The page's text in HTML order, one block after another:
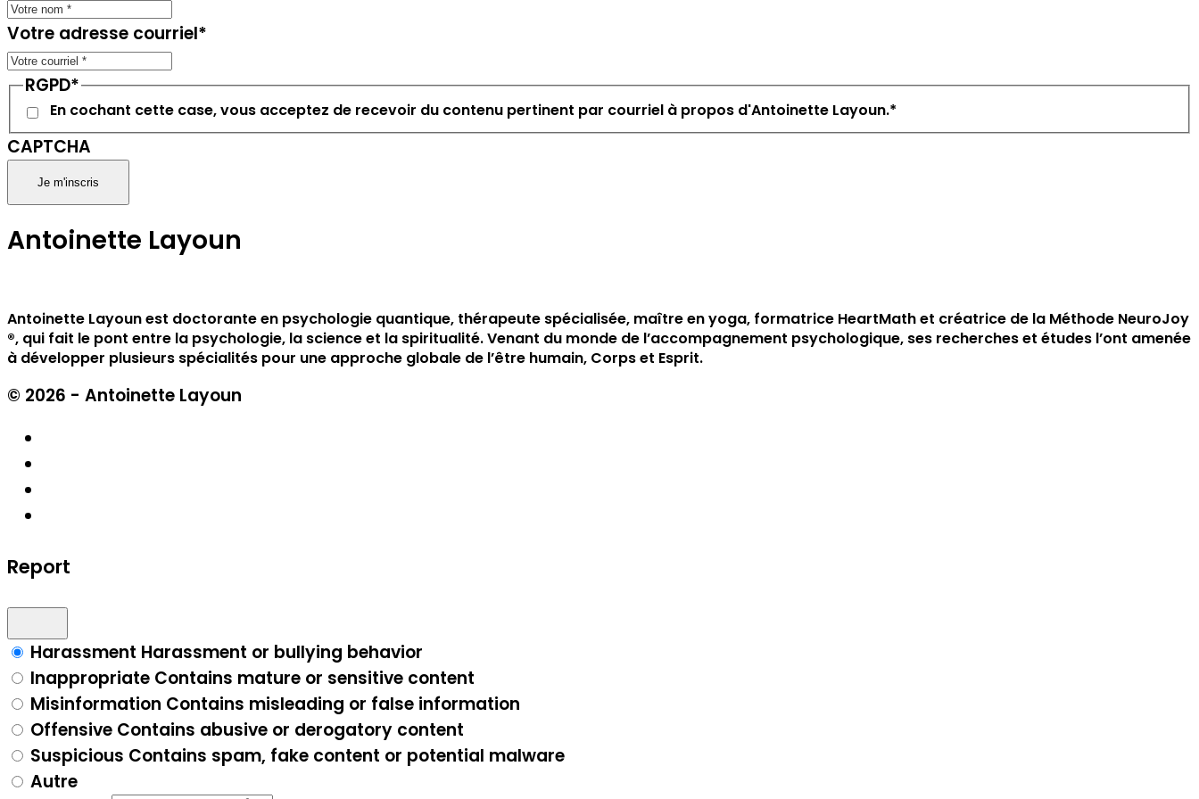
Votre adresse courriel*
RGPD*
En cochant cette case, vous acceptez de recevoir du contenu pertinent par courriel à propos d'Antoinette Layoun.*
CAPTCHA
Antoinette Layoun
Antoinette Layoun est doctorante en psychologie quantique, thérapeute spécialisée, maître en yoga, formatrice HeartMath et créatrice de la Méthode NeuroJoy
®️, qui fait le pont entre la psychologie, la science et la spiritualité. Venant du monde de l’accompagnement psychologique, ses recherches et études l’ont amenée
à développer plusieurs spécialités pour une approche globale de l’être humain, Corps et Esprit.
© 2026 - Antoinette Layoun
Report
Harassment Harassment or bullying behavior
Inappropriate Contains mature or sensitive content
Misinformation Contains misleading or false information
Offensive Contains abusive or derogatory content
Suspicious Contains spam, fake content or potential malware
Autre